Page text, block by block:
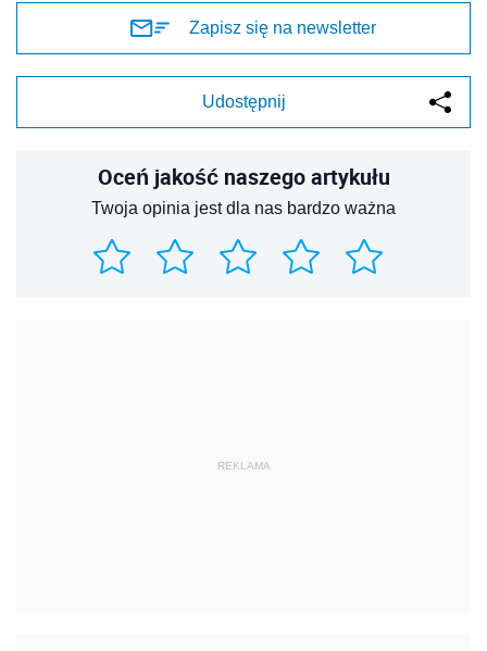
Zapisz się na newsletter
Udostępnij
Oceń jakość naszego artykułu
Twoja opinia jest dla nas bardzo ważna
REKLAMA